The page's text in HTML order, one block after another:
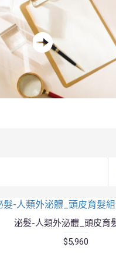
泌髮-人類外泌體_頭皮育
$5,960